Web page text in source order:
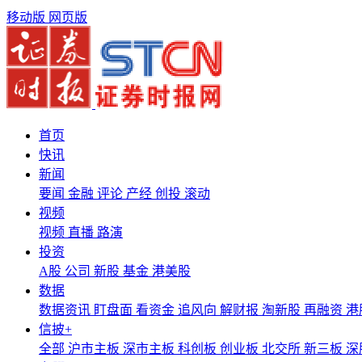
移动版 网页版
首页
快讯
新闻
要闻 金融 评论 产经 创投 滚动
视频
视频 直播 路演
投资
A股 公司 新股 基金 港美股
数据
数据资讯 盯盘面 看资金 追风向 解财报 淘新股 再融资 港
信披+
全部 沪市主板 深市主板 科创板 创业板 北交所 新三板 深